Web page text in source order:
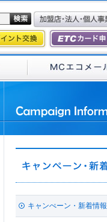
キャンぺーン・新着情報